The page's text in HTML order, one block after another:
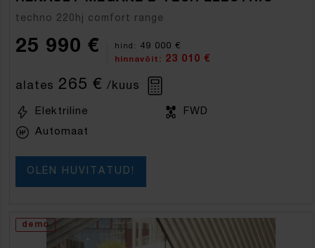
techno 220hj comfort range
25 990 € hind: 49 000 €
hinnavõit: 23 010 €
alates 265 € /kuus
Elektriline
FWD
Automaat
OLEN HUVITATUD!
demo